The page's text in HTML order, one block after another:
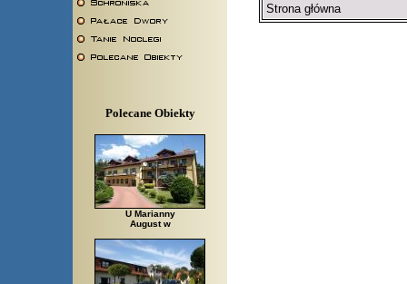
Polecane Obiekty
U Marianny
August w
Strona główna